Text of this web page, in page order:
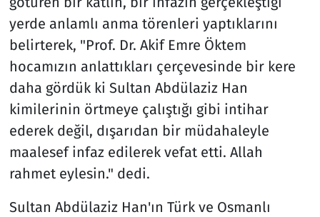
yerde anlamlı anma törenleri yaptıklarını
belirterek, "Prof. Dr. Akif Emre Öktem
hocamızın anlattıkları çerçevesinde bir kere
daha gördük ki Sultan Abdülaziz Han
kimilerinin örtmeye çalıştığı gibi intihar
ederek değil, dışarıdan bir müdahaleyle
maalesef infaz edilerek vefat etti. Allah
rahmet eylesin." dedi.
Sultan Abdülaziz Han'ın Türk ve Osmanlı